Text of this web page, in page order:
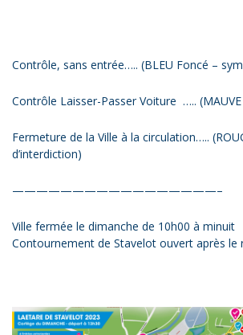
Contrôle, sans entrée….. (BLEU Foncé –
Contrôle Laisser-Passer Voiture …..
Fermeture de la Ville à la circulation…..
d’interdiction)
—————————————————–
Ville fermée le dimanche de 10h00 à minuit
Contournement de Stavelot ouvert après le